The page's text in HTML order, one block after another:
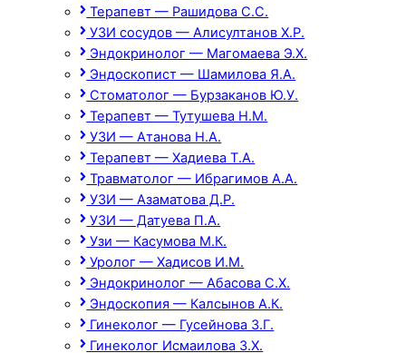
Терапевт — Рашидова С.С.
УЗИ сосудов — Алисултанов Х.Р.
Эндокринолог — Магомаева Э.Х.
Эндоскопист — Шамилова Я.А.
Стоматолог — Бурзаканов Ю.У.
Терапевт — Тутушева Н.М.
УЗИ — Атанова Н.А.
Терапевт — Хадиева Т.А.
Травматолог — Ибрагимов А.А.
УЗИ — Азаматова Д.Р.
УЗИ — Датуева П.А.
Узи — Касумова М.К.
Уролог — Хадисов И.М.
Эндокринолог — Абасова С.Х.
Эндоскопия — Калсынов А.К.
Гинеколог — Гусейнова З.Г.
Гинеколог Исмаилова З.Х.